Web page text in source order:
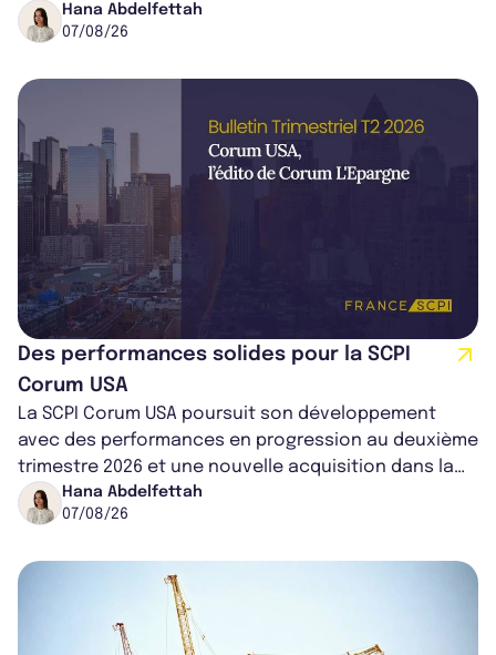
cédé avec une plus-value...
Hana Abdelfettah
07/08/26
Des performances solides pour la SCPI
Corum USA
La SCPI Corum USA poursuit son développement
avec des performances en progression au deuxième
trimestre 2026 et une nouvelle acquisition dans la
région de Chicago. Entre hausse de...
Hana Abdelfettah
07/08/26